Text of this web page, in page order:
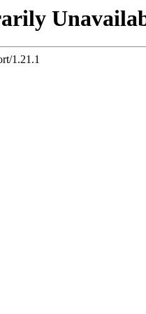
1.21.1